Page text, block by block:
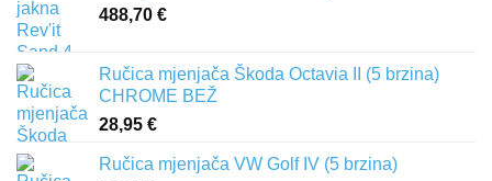
488,70 €
Ručica mjenjača Škoda Octavia II (5 brzina)
CHROME BEŽ
28,95 €
Ručica mjenjača VW Golf IV (5 brzina)